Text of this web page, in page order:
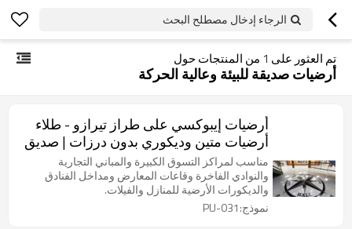
الرجاء إدخال مصطلح البحث
تم العثور على 1 من المنتجات حول
أرضيات صديقة للبيئة وعالية الحركة
أرضيات إيبوكسي على طراز تيرازو - طلاء
أرضيات متين وديكوري بدون درزات | صديق
للبيئة، مقاوم للاحتكاك
مناسب لمراكز التسوق الكبيرة والمباني التجارية
والنوادي الفاخرة وقاعات المعارض ومداخل الفنادق
والديكورات الأرضية للمنازل والفيلات.
نموذج:PU-031